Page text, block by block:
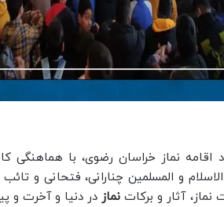
اقامه نماز خراسان رضوی، با
و المسلمین چنارانی، فتحانی و
آثار و برکات نماز در دنیا و آخرت و